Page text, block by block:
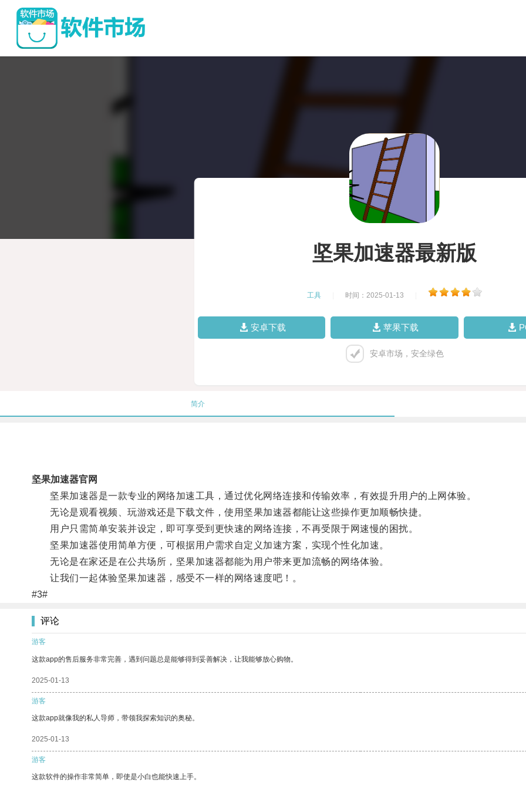
坚果加速器最新版
工具 时间：2025-01-13
安卓下载 苹果下载
安卓市场，安全绿色
简介
坚果加速器官网
坚果加速器是一款专业的网络加速工具，通过优化网络连接和传输效率，有效提升用户的上网体验。
无论是观看视频、玩游戏还是下载文件，使用坚果加速器都能让这些操作更加顺畅快捷。
用户只需简单安装并设定，即可享受到更快速的网络连接，不再受限于网速慢的困扰。
坚果加速器使用简单方便，可根据用户需求自定义加速方案，实现个性化加速。
无论是在家还是在公共场所，坚果加速器都能为用户带来更加流畅的网络体验。
让我们一起体验坚果加速器，感受不一样的网络速度吧！。
#3#
评论
游客
这款app的售后服务非常完善，遇到问题总是能够得到妥善解决，让我能够放心购物。
2025-01-13
游客
这款app就像我的私人导师，带领我探索知识的奥秘。
2025-01-13
游客
这款软件的操作非常简单，即使是小白也能快速上手。